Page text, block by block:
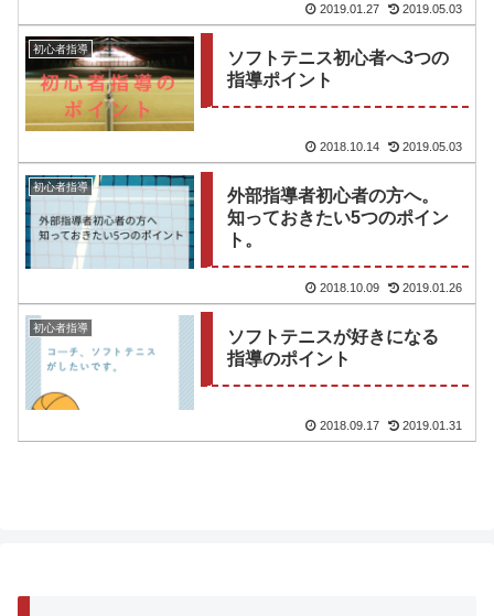
2019.01.27 2019.05.03
初心者指導
ソフトテニス初心者へ3つの
指導ポイント
2018.10.14 2019.05.03
初心者指導
外部指導者初心者の方へ。
知っておきたい5つのポイン
ト。
2018.10.09 2019.01.26
初心者指導
ソフトテニスが好きになる
指導のポイント
2018.09.17 2019.01.31